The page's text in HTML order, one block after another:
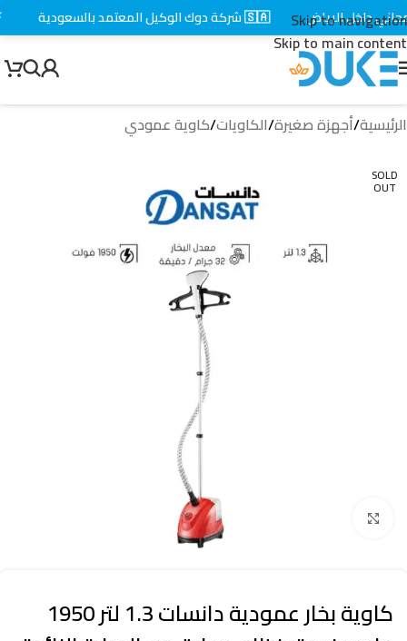
Skip to navigation
Skip to main content
الرئيسية/أجهزة صغيرة/الكاويات/كاوية عمودي
SOLD
OUT
كاوية بخار عمودية دانسات 1.3 لتر 1950
داخل الرياض 🇸🇦 شركة دوك الوكيل المعتمد بالسعودية